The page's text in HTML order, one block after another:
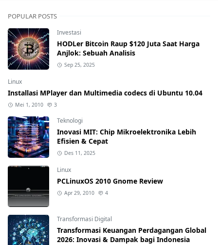
POPULAR POSTS
Investasi
HODLer Bitcoin Raup $120 Juta Saat Harga
Anjlok: Sebuah Analisis
Sep 25, 2025
Linux
Installasi MPlayer dan Multimedia codecs di Ubuntu 10.04
Mei 1, 2010 3
Teknologi
Inovasi MIT: Chip Mikroelektronika Lebih
Efisien & Cepat
Des 11, 2025
Linux
PCLinuxOS 2010 Gnome Review
Apr 29, 2010 4
Transformasi Digital
Transformasi Keuangan Perdagangan Global
2026: Inovasi & Dampak bagi Indonesia